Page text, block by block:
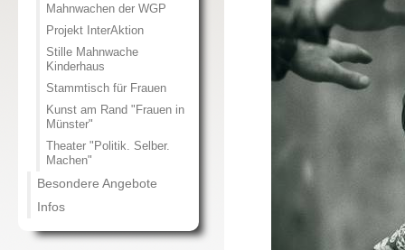
Mahnwachen der WGP
Projekt InterAktion
Stille Mahnwache
Kinderhaus
Stammtisch für Frauen
Kunst am Rand "Frauen in
Münster"
Theater "Politik. Selber.
Machen"
Besondere Angebote
Infos